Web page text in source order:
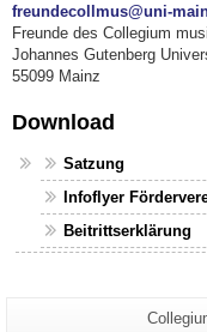
freundecollmus@uni-
Freunde des Collegium
Johannes Gutenberg
55099 Mainz
Download
Satzung
Infoflyer
Beitrittserklärung
Seiten-